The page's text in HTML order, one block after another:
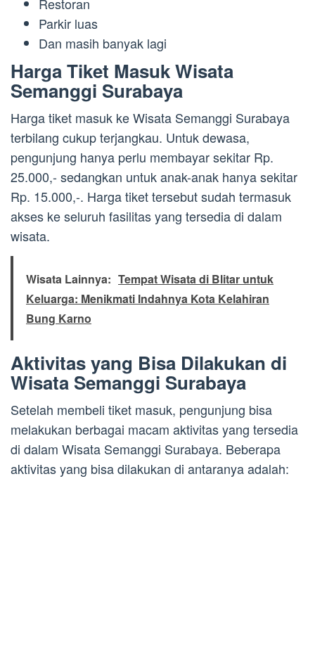
Restoran
Parkir luas
Dan masih banyak lagi
Harga Tiket Masuk Wisata
Semanggi Surabaya
Harga tiket masuk ke Wisata Semanggi Surabaya
terbilang cukup terjangkau. Untuk dewasa,
pengunjung hanya perlu membayar sekitar Rp.
25.000,- sedangkan untuk anak-anak hanya sekitar
Rp. 15.000,-. Harga tiket tersebut sudah termasuk
akses ke seluruh fasilitas yang tersedia di dalam
wisata.
Wisata Lainnya: Tempat Wisata di Blitar untuk
Keluarga: Menikmati Indahnya Kota Kelahiran
Bung Karno
Aktivitas yang Bisa Dilakukan di
Wisata Semanggi Surabaya
Setelah membeli tiket masuk, pengunjung bisa
melakukan berbagai macam aktivitas yang tersedia
di dalam Wisata Semanggi Surabaya. Beberapa
aktivitas yang bisa dilakukan di antaranya adalah: